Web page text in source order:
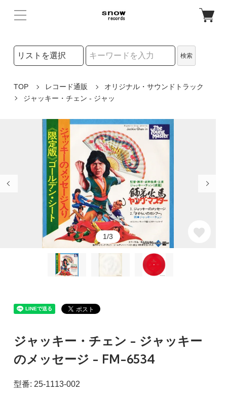
検索リストの選択
検索
TOP レコード通販
オリジナル・サウンドトラック
ジャッキー・チェン - ジャッ
1/3
ジャッキー・チェン - ジャッキー
のメッセージ - FM-6534
型番: 25-1113-002